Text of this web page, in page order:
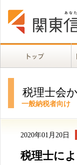
税理士会
一般納税者向け
2020年01月20日
税理士に